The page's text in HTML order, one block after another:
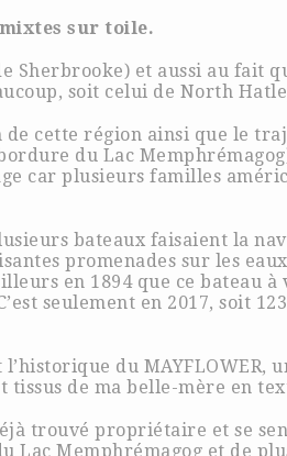
mixtes sur toile.
Sherbrooke) et aussi au fait
soit celui de North
cette région ainsi que le
du Lac
car plusieurs familles
bateaux faisaient la
promenades sur les
en 1894 que ce bateau
seulement en 2017, soit
du MAYFLOWER,
tissus de ma belle-mère en
trouvé propriétaire et se
Memphrémagog et de